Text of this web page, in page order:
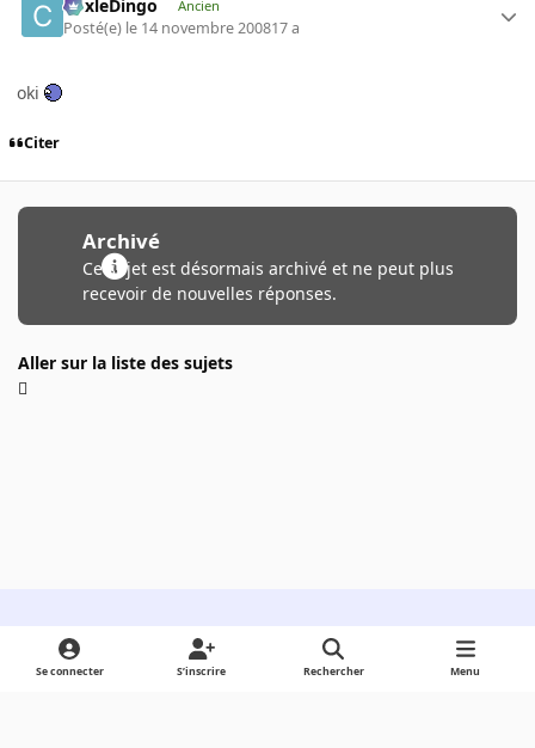
CoxleDingo Ancien
Posté(e) le 14 novembre 200817 a
oki
Citer
Archivé
Ce sujet est désormais archivé et ne peut plus
recevoir de nouvelles réponses.
Aller sur la liste des sujets
Light ModeDark ModeSystem Preference
Se connecter S’inscrire Rechercher Menu